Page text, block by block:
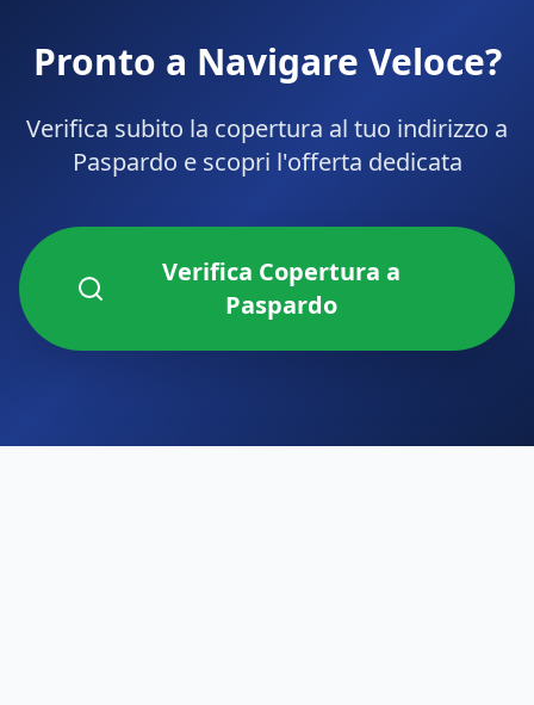
Pronto a Navigare Veloce?
Verifica subito la copertura al tuo indirizzo a
Paspardo e scopri l'offerta dedicata
Verifica Copertura a
Paspardo